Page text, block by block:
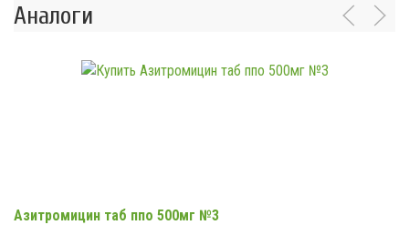
Аналоги
Азитромицин таб ппо 500мг №3